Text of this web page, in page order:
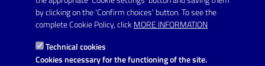
by clicking on the 'Confirm choices' button. To see the
complete Cookie Policy, click MORE INFORMATION
Technical cookies
Cookies necessary for the functioning of the site.
Link utili
Informativa privacy
Dichiarazione di accessibilità